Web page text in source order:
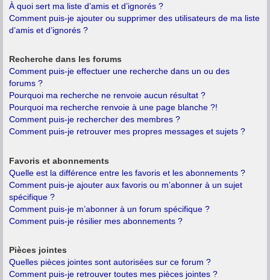
À quoi sert ma liste d’amis et d’ignorés ?
Comment puis-je ajouter ou supprimer des utilisateurs de ma liste
d’amis et d’ignorés ?
Recherche dans les forums
Comment puis-je effectuer une recherche dans un ou des
forums ?
Pourquoi ma recherche ne renvoie aucun résultat ?
Pourquoi ma recherche renvoie à une page blanche ?!
Comment puis-je rechercher des membres ?
Comment puis-je retrouver mes propres messages et sujets ?
Favoris et abonnements
Quelle est la différence entre les favoris et les abonnements ?
Comment puis-je ajouter aux favoris ou m’abonner à un sujet
spécifique ?
Comment puis-je m’abonner à un forum spécifique ?
Comment puis-je résilier mes abonnements ?
Pièces jointes
Quelles pièces jointes sont autorisées sur ce forum ?
Comment puis-je retrouver toutes mes pièces jointes ?